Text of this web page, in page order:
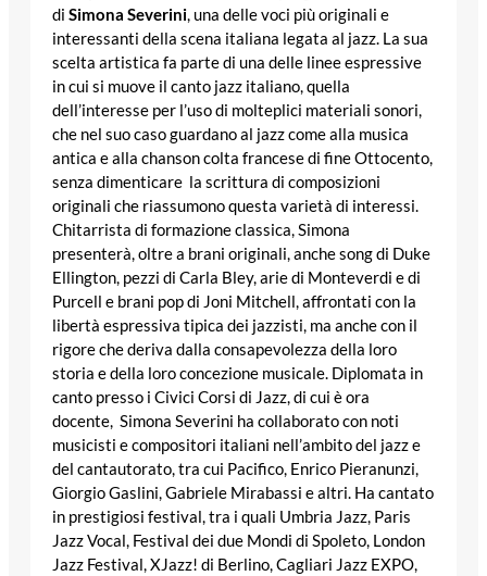
di Simona Severini, una delle voci più originali e
interessanti della scena italiana legata al jazz. La sua
scelta artistica fa parte di una delle linee espressive
in cui si muove il canto jazz italiano, quella
dell’interesse per l’uso di molteplici materiali sonori,
che nel suo caso guardano al jazz come alla musica
antica e alla chanson colta francese di fine Ottocento,
senza dimenticare la scrittura di composizioni
originali che riassumono questa varietà di interessi.
Chitarrista di formazione classica, Simona
presenterà, oltre a brani originali, anche song di Duke
Ellington, pezzi di Carla Bley, arie di Monteverdi e di
Purcell e brani pop di Joni Mitchell, affrontati con la
libertà espressiva tipica dei jazzisti, ma anche con il
rigore che deriva dalla consapevolezza della loro
storia e della loro concezione musicale. Diplomata in
canto presso i Civici Corsi di Jazz, di cui è ora
docente, Simona Severini ha collaborato con noti
musicisti e compositori italiani nell’ambito del jazz e
del cantautorato, tra cui Pacifico, Enrico Pieranunzi,
Giorgio Gaslini, Gabriele Mirabassi e altri. Ha cantato
in prestigiosi festival, tra i quali Umbria Jazz, Paris
Jazz Vocal, Festival dei due Mondi di Spoleto, London
Jazz Festival, XJazz! di Berlino, Cagliari Jazz EXPO,